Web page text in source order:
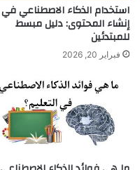
استخدام الذكاء الاصطناعي في
إنشاء المحتوى: دليل مبسط
للمبتدئين
فبراير 20, 2026